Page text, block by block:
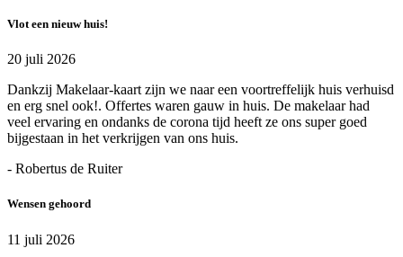
Vlot een nieuw huis!
20 juli 2026
Dankzij Makelaar-kaart zijn we naar een voortreffelijk huis verhuisd
en erg snel ook!. Offertes waren gauw in huis. De makelaar had
veel ervaring en ondanks de corona tijd heeft ze ons super goed
bijgestaan in het verkrijgen van ons huis.
- Robertus de Ruiter
Wensen gehoord
11 juli 2026